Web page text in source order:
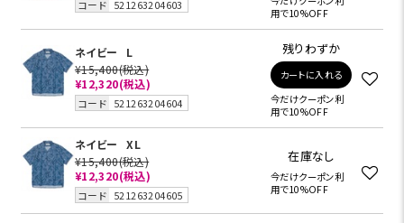
コード 521263204603
用で10%OFF
ネイビー
L
¥15,400(税込)
¥12,320(税込)
コード 521263204604
残りわずか
カートに入れる
今だけクーポン利
用で10%OFF
ネイビー
XL
¥15,400(税込)
¥12,320(税込)
コード 521263204605
在庫なし
今だけクーポン利
用で10%OFF